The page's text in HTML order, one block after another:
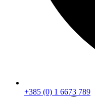
+385 (0) 1 6673 789